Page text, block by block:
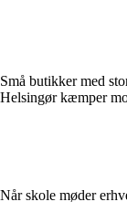
Små butikker med
Helsingør kæmper
Når skole møder